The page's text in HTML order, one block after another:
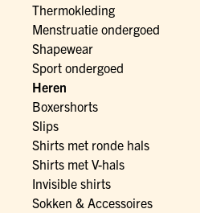
Thermokleding
Menstruatie ondergoed
Shapewear
Sport ondergoed
Heren
Boxershorts
Slips
Shirts met ronde hals
Shirts met V-hals
Invisible shirts
Sokken & Accessoires